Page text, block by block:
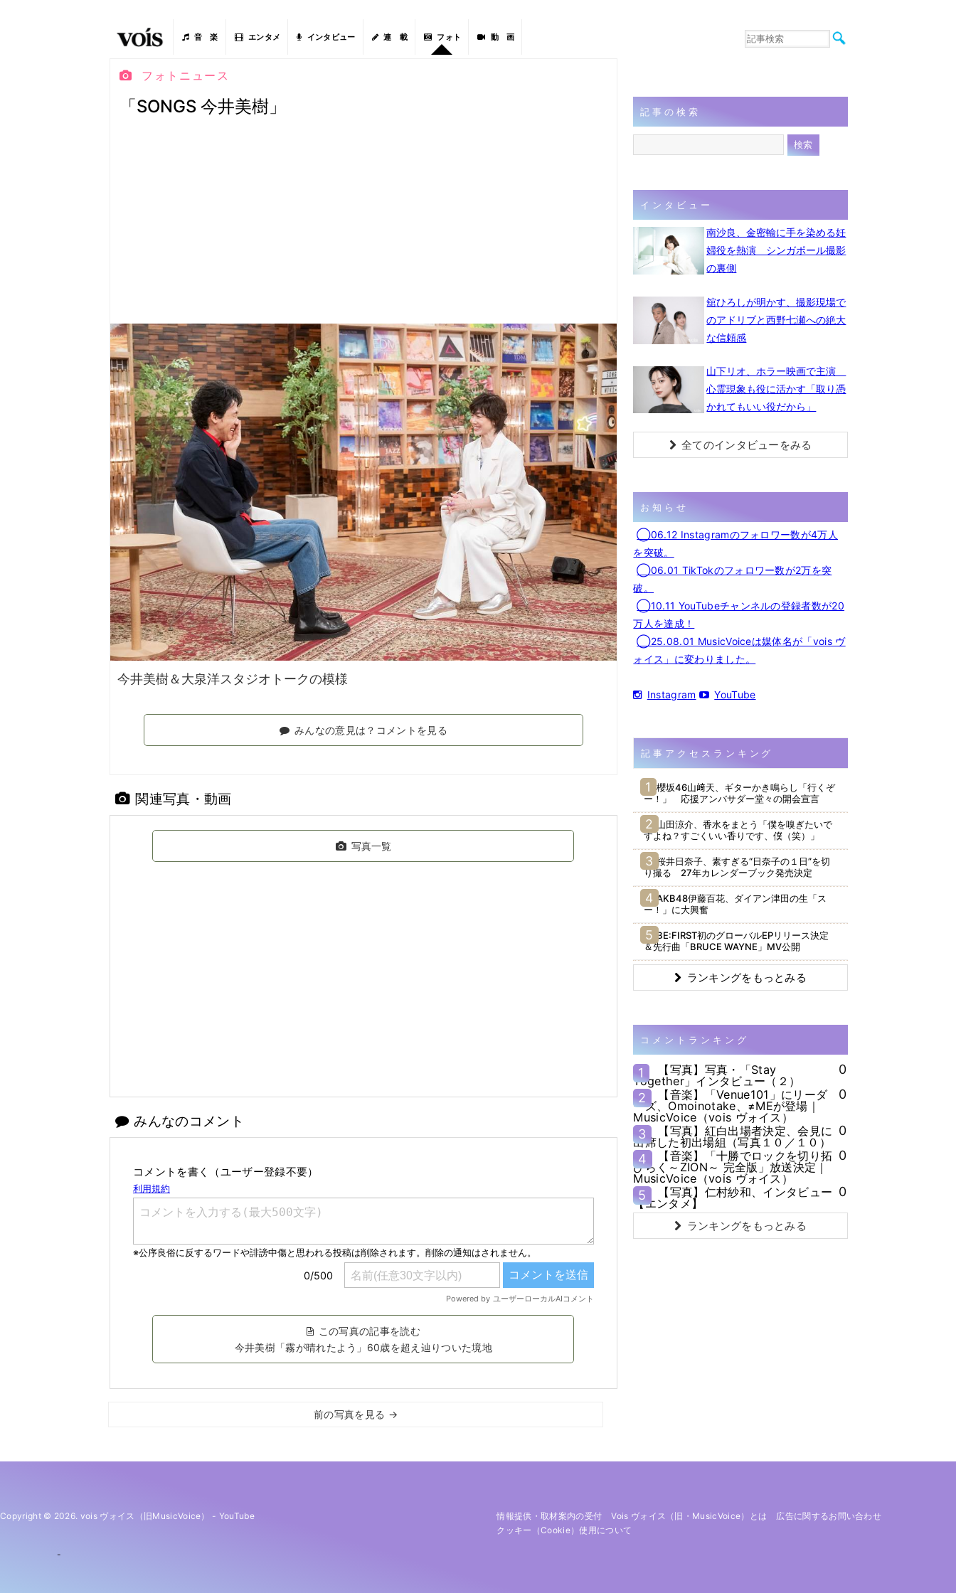
音 楽 エンタメ インタビュー 連 載 フォト 動 画
音楽
連載
フォト
フォトニュース
「SONGS 今井美樹」
今井美樹＆大泉洋スタジオトークの模様
みんなの意見は？コメントを見る
関連写真・動画
写真一覧
みんなのコメント
コメントを書く（ユーザー登録不要）
この写真の記事を読む
今井美樹「霧が晴れたよう」60歳を超え辿りついた境地
前の写真を見る →
記事の検索
インタビュー
南沙良、金密輸に手を染める妊
婦役を熱演 シンガポール撮影
の裏側
舘ひろしが明かす、撮影現場で
のアドリブと西野七瀬への絶大
な信頼感
山下リオ、ホラー映画で主演
心霊現象も役に活かす「取り憑
かれてもいい役だから」
全てのインタビューをみる
お知らせ
◯06.12 Instagramのフォロワー数が4万人
を突破。
◯06.01 TikTokのフォロワー数が2万を突
破。
◯10.11 YouTubeチャンネルの登録者数が20
万人を達成！
◯25.08.01 MusicVoiceは媒体名が「vois ヴ
ォイス」に変わりました。
Instagram YouTube
記事アクセスランキング
櫻坂46山﨑天、ギターかき鳴らし「行くぞ
ー！」 応援アンバサダー堂々の開会宣言
山田涼介、香水をまとう「僕を嗅ぎたいで
すよね？すごくいい香りです、僕（笑）」
桜井日奈子、素すぎる“日奈子の１日”を切
り撮る 27年カレンダーブック発売決定
AKB48伊藤百花、ダイアン津田の生「ス
ー！」に大興奮
BE:FIRST初のグローバルEPリリース決定
＆先行曲「BRUCE WAYNE」MV公開
ランキングをもっとみる
コメントランキング
1
【写真】写真・「Stay
Together」インタビュー（２）
0
2
【音楽】「Venue101」にリーダ
ーズ、Omoinotake、≠MEが登場｜
MusicVoice（vois ヴォイス）
0
3
【写真】紅白出場者決定、会見に
出席した初出場組（写真１０／１０）
0
4
【音楽】「十勝でロックを切り拓
ひらく～ZION～ 完全版」放送決定｜
MusicVoice（vois ヴォイス）
0
5
【写真】仁村紗和、インタビュー
【エンタメ】
0
ランキングをもっとみる
Copyright © 2026. vois ヴォイス（旧MusicVoice） - YouTube 情報提供・取材案内の受付 Vois ヴォイス（旧・MusicVoice）とは
広告に関するお問い合わせ
クッキー（cookie）使用について
-